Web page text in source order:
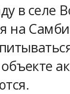
в селе
на